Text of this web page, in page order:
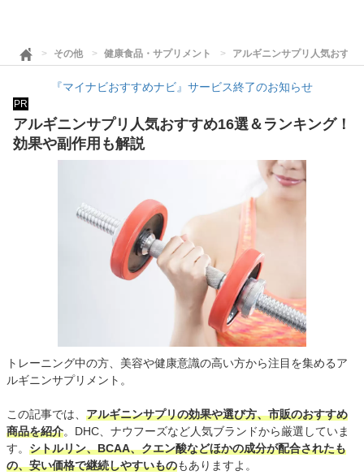
その他 健康食品・サプリメント アルギニンサプリ人気おす
『マイナビおすすめナビ』サービス終了のお知らせ
PR
アルギニンサプリ人気おすすめ16選＆ランキング！
効果や副作用も解説
トレーニング中の方、美容や健康意識の高い方から注目を集めるア
ルギニンサプリメント。
この記事では、 アルギニンサプリの効果や選び方、市販のおすすめ
商品を紹介。DHC、ナウフーズなど人気ブランドから厳選していま
す。 シトルリン、BCAA、クエン酸などほかの成分が配合されたも
の、安い価格で継続しやすいものもありますよ。